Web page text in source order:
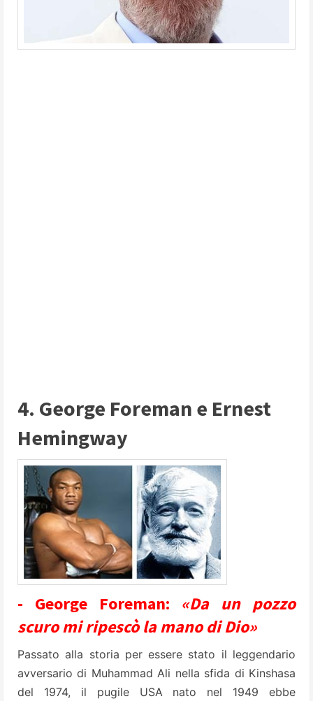
4. George Foreman e Ernest
Hemingway
- George Foreman: «Da un pozzo
scuro mi ripescò la mano di Dio»
Passato alla storia per essere stato il leggendario
avversario di Muhammad Ali nella sfida di Kinshasa
del 1974, il pugile USA nato nel 1949 ebbe